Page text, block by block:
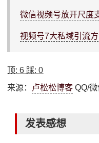
微信视频号放开尺度
视频号7大私域引流
顶:6 踩:0
来源： 卢松松博客 QQ/
发表感想